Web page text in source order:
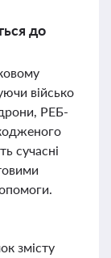
до
військо
РЕБ-
сучасні
змісту